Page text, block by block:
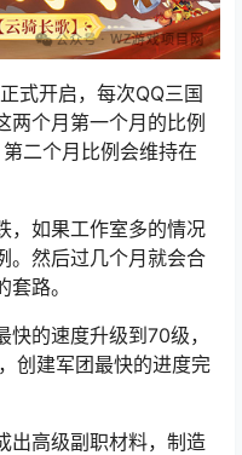
式开启，每次QQ三国
两个月第一个月的比例
二个月比例会维持在
，如果工作室多的情况
。然后过几个月就会合
路。
的速度升级到70级，
创建军团最快的进度完
出高级副职材料，制造